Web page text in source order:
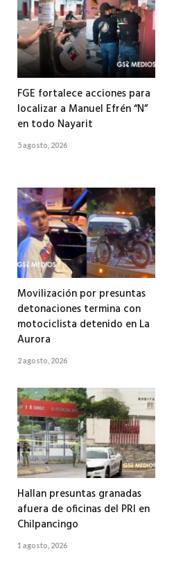
FGE fortalece acciones para
localizar a Manuel Efrén “N”
en todo Nayarit
5 agosto, 2026
Movilización por presuntas
detonaciones termina con
motociclista detenido en La
Aurora
2 agosto, 2026
Hallan presuntas granadas
afuera de oficinas del PRI en
Chilpancingo
1 agosto, 2026